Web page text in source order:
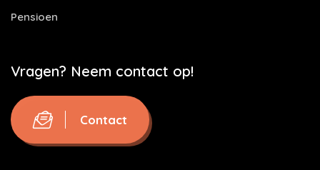
Pensioen
Vragen? Neem contact op!
Contact